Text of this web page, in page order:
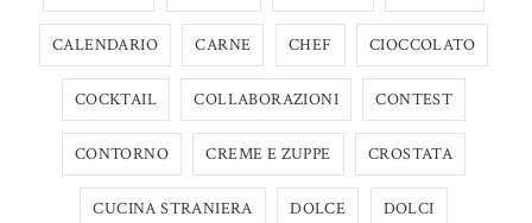
CALENDARIO CARNE CHEF CIOCCOLATO
COCKTAIL COLLABORAZIONI CONTEST
CONTORNO CREME E ZUPPE CROSTATA
CUCINA STRANIERA DOLCE DOLCI